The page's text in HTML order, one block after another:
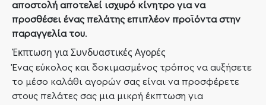
αποστολή αποτελεί ισχυρό κίνητρο για να
προσθέσει ένας πελάτης επιπλέον προϊόντα στην
παραγγελία του.
Έκπτωση για Συνδυαστικές Αγορές
Ένας εύκολος και δοκιμασμένος τρόπος να αυξήσετε
το μέσο καλάθι αγορών σας είναι να προσφέρετε
στους πελάτες σας μια μικρή έκπτωση για